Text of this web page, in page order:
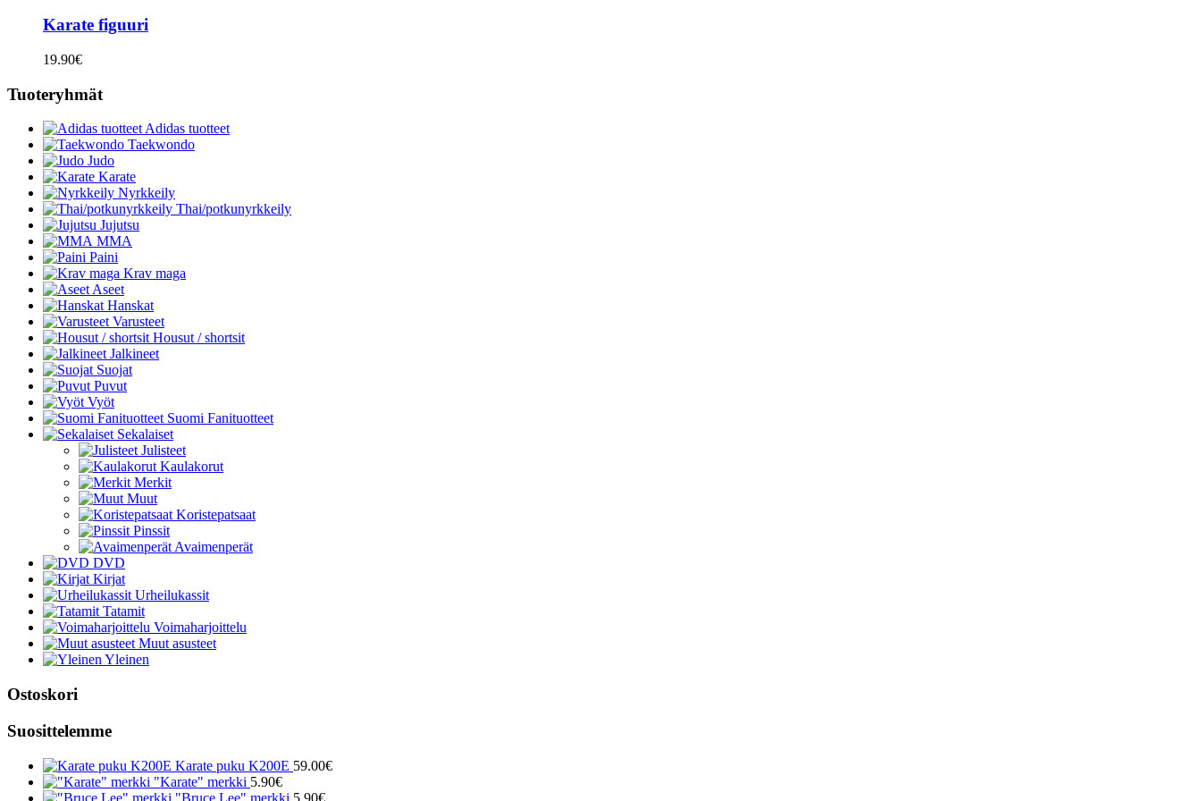
Karate figuuri
19.90€
Tuoteryhmät
Adidas tuotteet
Taekwondo
Judo
Karate
Nyrkkeily
Thai/potkunyrkkeily
Jujutsu
MMA
Paini
Krav maga
Aseet
Hanskat
Varusteet
Housut / shortsit
Jalkineet
Suojat
Puvut
Vyöt
Suomi Fanituotteet
Sekalaiset
Julisteet
Kaulakorut
Merkit
Muut
Koristepatsaat
Pinssit
Avaimenperät
DVD
Kirjat
Urheilukassit
Tatamit
Voimaharjoittelu
Muut asusteet
Yleinen
Ostoskori
Suosittelemme
Karate puku K200E 59.00€
"Karate" merkki 5.90€
"Bruce Lee" merkki 5.90€